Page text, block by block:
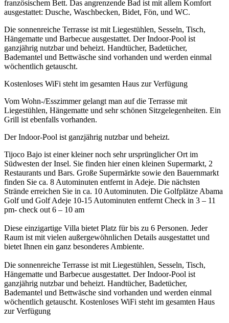
französischem Bett. Das angrenzende Bad ist mit allem Komfort
ausgestattet: Dusche, Waschbecken, Bidet, Fön, und WC.
Die sonnenreiche Terrasse ist mit Liegestühlen, Sesseln, Tisch,
Hängematte und Barbecue ausgestattet. Der Indoor-Pool ist
ganzjährig nutzbar und beheizt. Handtücher, Badetücher,
Bademantel und Bettwäsche sind vorhanden und werden einmal
wöchentlich getauscht.
Kostenloses WiFi steht im gesamten Haus zur Verfügung
Vom Wohn-/Esszimmer gelangt man auf die Terrasse mit
Liegestühlen, Hängematte und sehr schönen Sitzgelegenheiten. Ein
Grill ist ebenfalls vorhanden.
Der Indoor-Pool ist ganzjährig nutzbar und beheizt.
Tijoco Bajo ist einer kleiner noch sehr ursprünglicher Ort im
Südwesten der Insel. Sie finden hier einen kleinen Supermarkt, 2
Restaurants und Bars. Große Supermärkte sowie den Bauernmarkt
finden Sie ca. 8 Autominuten entfernt in Adeje. Die nächsten
Strände erreichen Sie in ca. 10 Autominuten. Die Golfplätze Abama
Golf und Golf Adeje 10-15 Autominuten entfernt Check in 3 – 11
pm- check out 6 – 10 am
Diese einzigartige Villa bietet Platz für bis zu 6 Personen. Jeder
Raum ist mit vielen außergewöhnlichen Details ausgestattet und
bietet Ihnen ein ganz besonderes Ambiente.
Die sonnenreiche Terrasse ist mit Liegestühlen, Sesseln, Tisch,
Hängematte und Barbecue ausgestattet. Der Indoor-Pool ist
ganzjährig nutzbar und beheizt. Handtücher, Badetücher,
Bademantel und Bettwäsche sind vorhanden und werden einmal
wöchentlich getauscht. Kostenloses WiFi steht im gesamten Haus
zur Verfügung